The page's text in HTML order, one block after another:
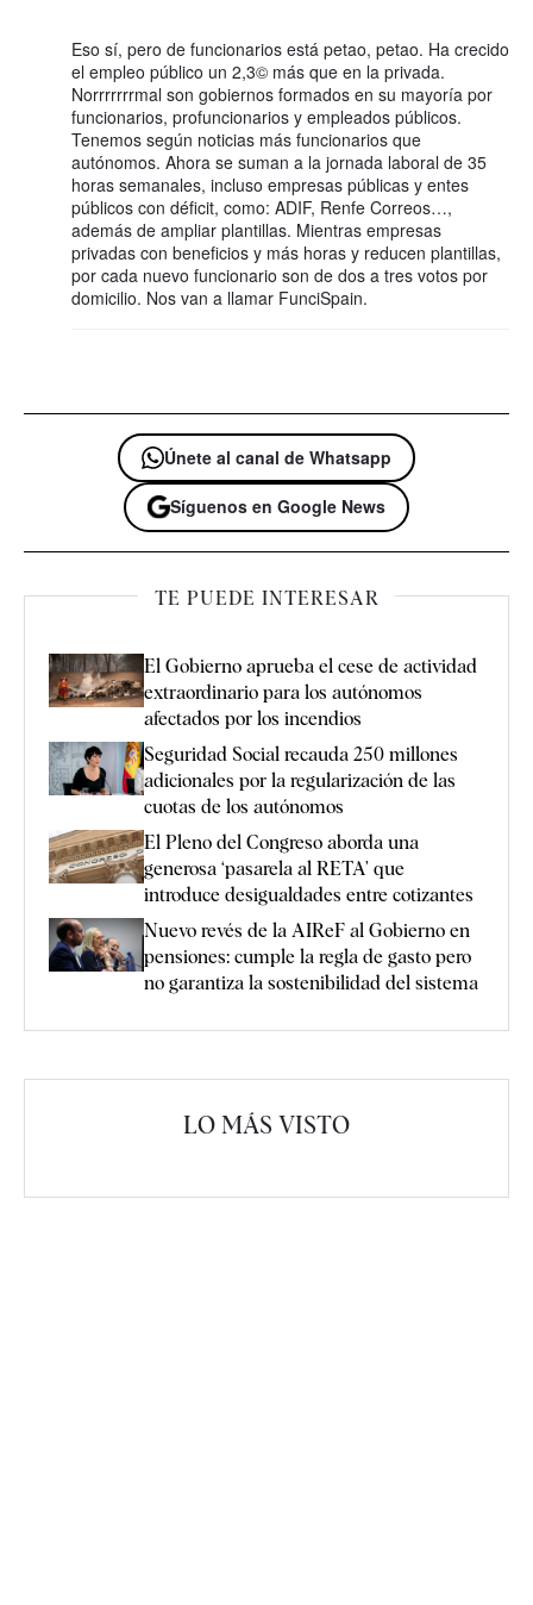
Eso sí, pero de funcionarios está petao, petao. Ha crecido
el empleo público un 2,3© más que en la privada.
Norrrrrrrmal son gobiernos formados en su mayoría por
funcionarios, profuncionarios y empleados públicos.
Tenemos según noticias más funcionarios que
autónomos. Ahora se suman a la jornada laboral de 35
horas semanales, incluso empresas públicas y entes
públicos con déficit, como: ADIF, Renfe Correos…,
además de ampliar plantillas. Mientras empresas
privadas con beneficios y más horas y reducen plantillas,
por cada nuevo funcionario son de dos a tres votos por
domicilio. Nos van a llamar FunciSpain.
Únete al canal de Whatsapp
Síguenos en Google News
TE PUEDE INTERESAR
El Gobierno aprueba el cese de actividad
extraordinario para los autónomos
afectados por los incendios
Seguridad Social recauda 250 millones
adicionales por la regularización de las
cuotas de los autónomos
El Pleno del Congreso aborda una
generosa ‘pasarela al RETA’ que
introduce desigualdades entre cotizantes
Nuevo revés de la AIReF al Gobierno en
pensiones: cumple la regla de gasto pero
no garantiza la sostenibilidad del sistema
LO MÁS VISTO